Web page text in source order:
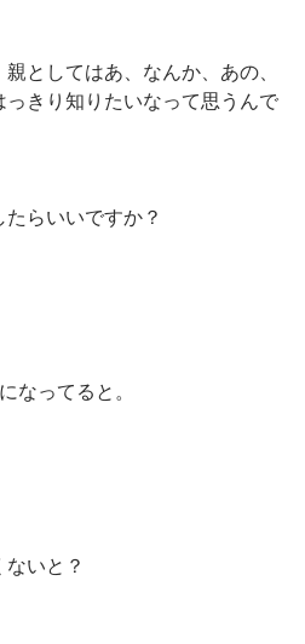
としてはあ、なんか、あの、
きり知りたいなって思うんで
らいいですか？
なってると。
いと？